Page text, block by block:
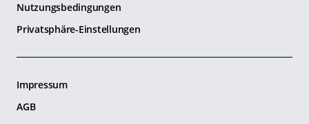
Nutzungsbedingungen
Privatsphäre-Einstellungen
Impressum
AGB